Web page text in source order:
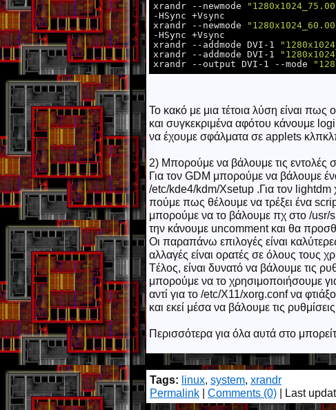
xrandr --newmode
-HSync +Vsync
xrandr --newmode
-HSync +Vsync
xrandr --addmode DVI-1
xrandr --addmode DVI-1
xrandr --output DVI-1 --mode
Το κακό με μια τέτοια λύση είναι
και συγκεκριμένα αφότου κάνουμε
να έχουμε σφάλματα σε applets
2) Μπορούμε να βάλουμε τις εντολές
Για τον GDM μπορούμε να βάλουμε
/etc/kde4/kdm/Xsetup .Για τον lightdm
πούμε πως θέλουμε να τρέξει ένα
μπορούμε να το βάλουμε πχ στο /
την κάνουμε uncomment και θα
Οι παραπάνω επιλογές είναι
αλλαγές είναι ορατές σε όλους τους
Tέλος, είναι δυνατό να βάλουμε τις
μπορούμε να το χρησιμοποιήσουμε
αντί για το /etc/X11/xorg.conf να
και εκεί μέσα να βάλουμε τις
Περισσότερα για όλα αυτά στο
Tags: linux, system, xrandr
Permalink
Comments (0) | Last